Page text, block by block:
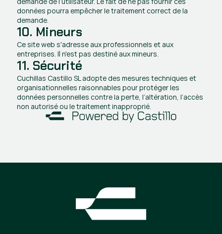
données pourra empêcher le traitement correct de la
demande.
10. Mineurs
Ce site web s'adresse aux professionnels et aux
entreprises. Il n'est pas destiné aux mineurs.
11. Sécurité
Cuchillas Castillo SL adopte des mesures techniques et
organisationnelles raisonnables pour protéger les
données personnelles contre la perte, l’altération, l’accès
non autorisé ou le traitement inapproprié.